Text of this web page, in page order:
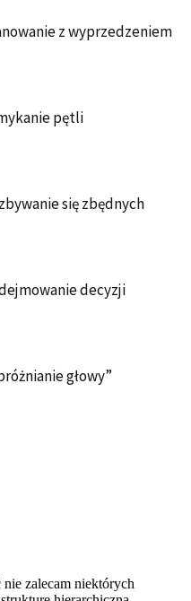
z wyprzedzeniem
pętli
się zbędnych
decyzji
głowy”